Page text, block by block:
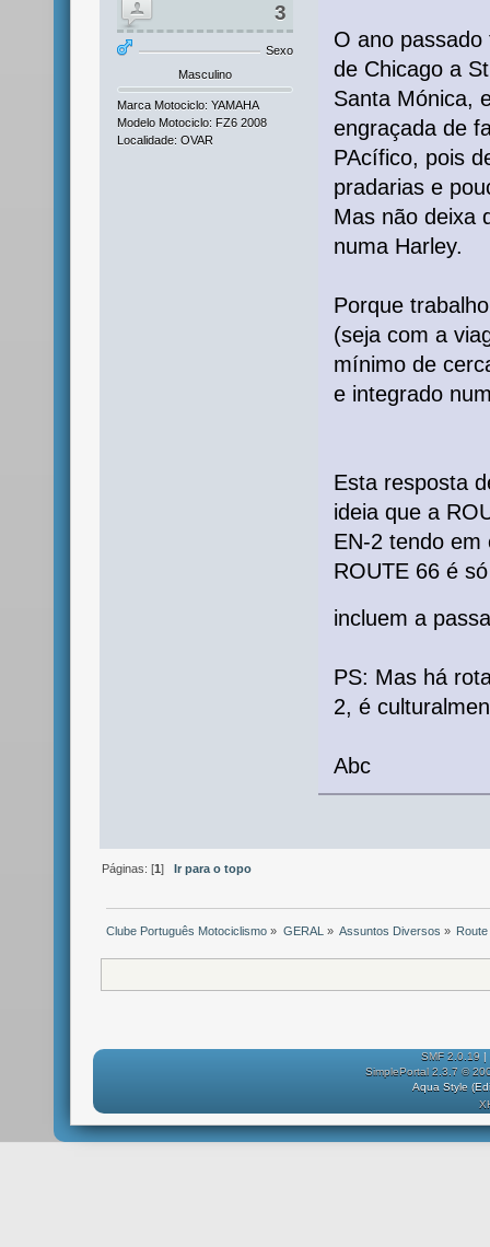
3
Sexo
Masculino
Marca Motociclo: YAMAHA
Modelo Motociclo: FZ6 2008
Localidade: OVAR
O ano
de Chicago a
Santa Mónica,
engraçada de
PAcífico, pois
pradarias e
Mas não deixa
numa Harley.
Porque
(seja com a
mínimo de
e integrado
Esta resposta
ideia que a
EN-2 tendo em
ROUTE 66 é
incluem a
PS: Mas há
2, é
Abc
Páginas: [1]Ir para o topo
Clube Português Motociclismo » GERAL » Assuntos Diversos »
SMF 2.0.19 |
SimplePortal 2.3.7 ©
Aqua Style